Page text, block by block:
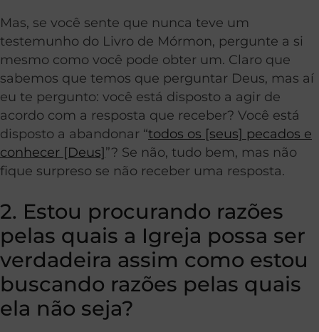
Mas, se você sente que nunca teve um
testemunho do Livro de Mórmon, pergunte a si
mesmo como você pode obter um. Claro que
sabemos que temos que perguntar Deus, mas aí
eu te pergunto: você está disposto a agir de
acordo com a resposta que receber? Você está
disposto a abandonar “todos os [seus] pecados e
conhecer [Deus]”? Se não, tudo bem, mas não
fique surpreso se não receber uma resposta.
2. Estou procurando razões
pelas quais a Igreja possa ser
verdadeira assim como estou
buscando razões pelas quais
ela não seja?